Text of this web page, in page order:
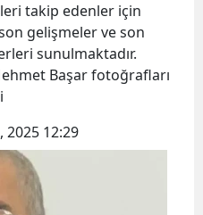
takip edenler için
gelişmeler ve son
sunulmaktadır.
Başar fotoğrafları
2025 12:29